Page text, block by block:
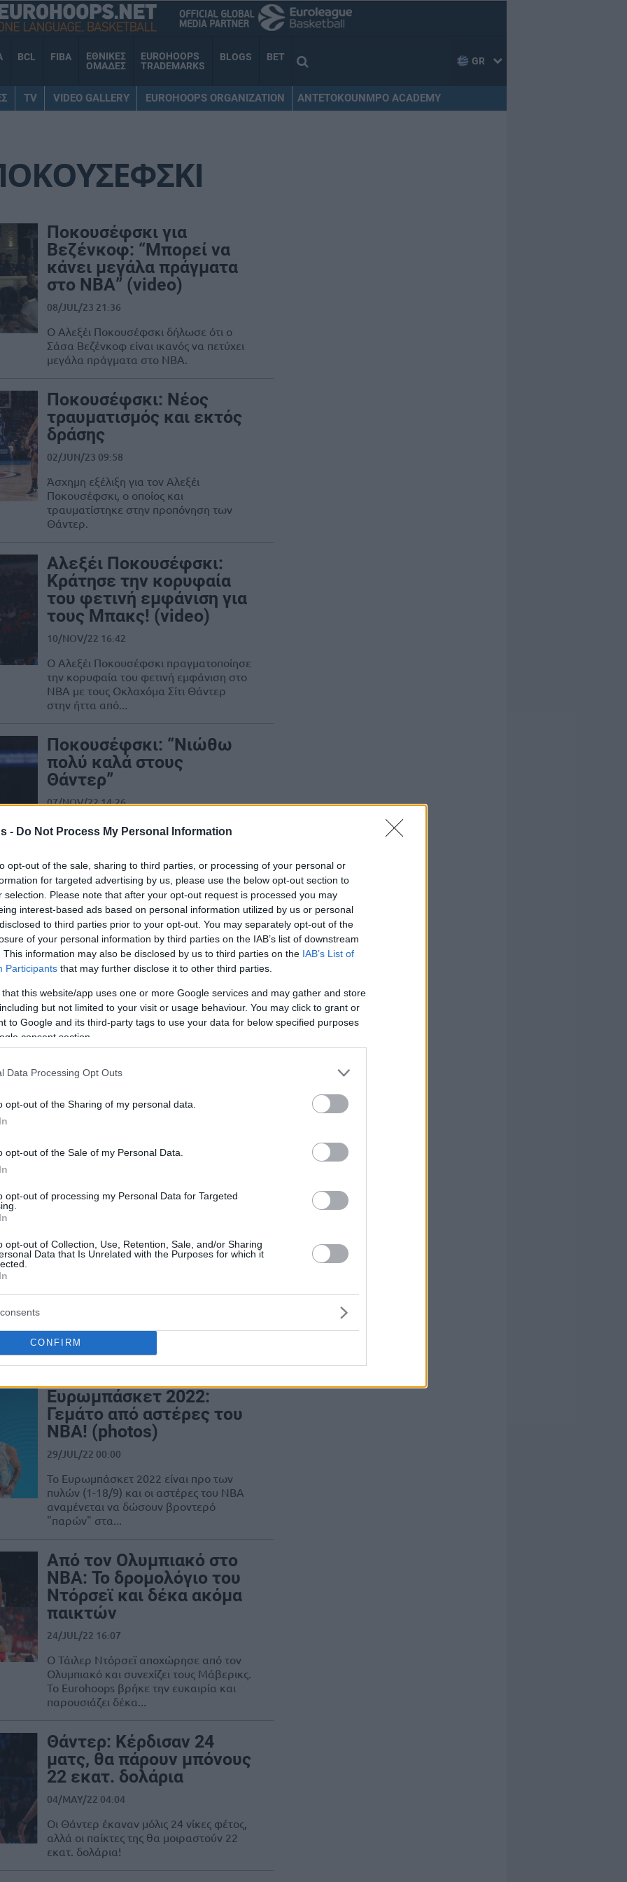
- Do Not Process My Personal Information
opt-out of the sale, sharing to third parties, or processing of your personal or
for targeted advertising by us, please use the below opt-out section to
selection. Please note that after your opt-out request is processed you may
interest-based ads based on personal information utilized by us or personal
to third parties prior to your opt-out. You may separately opt-out of the
of your personal information by third parties on the IAB’s list of downstream
This information may also be disclosed by us to third parties on the IAB’s List of
Participants that may further disclose it to other third parties.
that this website/app uses one or more Google services and may gather and store
but not limited to your visit or usage behaviour. You may click to grant or
to Google and its third-party tags to use your data for below specified purposes
consent section.
Data Processing Opt Outs
opt-out of the Sharing of my personal data.
opt-out of the Sale of my Personal Data.
opt-out of processing my Personal Data for Targeted
opt-out of Collection, Use, Retention, Sale, and/or Sharing
Data that Is Unrelated with the Purposes for which it
CONFIRM
BCL FIBA
ΕΘΝΙΚΕΣ
ΟΜΑΔΕΣ
EUROHOOPS
TRADEMARKS
BLOGS BET GR
TV VIDEO GALLERY EUROHOOPS ORGANIZATION ANTETOKOUNMPO ACADEMY
Ποκουσέφσκι για
Βεζένκοφ: “Μπορεί να
κάνει μεγάλα πράγματα
στο ΝΒΑ” (video)
08/JUL/23 21:36
Ο Αλεξέι Ποκουσέφσκι δήλωσε ότι ο
Σάσα Βεζένκοφ είναι ικανός να πετύχει
μεγάλα πράγματα στο ΝΒΑ.
Ποκουσέφσκι: Νέος
τραυματισμός και εκτός
δράσης
02/JUN/23 09:58
Άσχημη εξέλιξη για τον Αλεξέι
Ποκουσέφσκι, ο οποίος και
τραυματίστηκε στην προπόνηση των
Θάντερ.
Αλεξέι Ποκουσέφσκι:
Κράτησε την κορυφαία
του φετινή εμφάνιση για
τους Μπακς! (video)
10/NOV/22 16:42
Ο Αλεξέι Ποκουσέφσκι πραγματοποίησε
την κορυφαία του φετινή εμφάνιση στο
NBA με τους Οκλαχόμα Σίτι Θάντερ
στην ήττα από...
Ποκουσέφσκι: “Νιώθω
πολύ καλά στους
Θάντερ”
07/NOV/22 14:26
Ο Αλεξέι Ποκουσέφσκι είναι στη τρίτη
χρονιά του στο ΝΒΑ και αποκάλυψε πως
Οι Θάντερ
ενεργοποίησαν τον
τέταρτο χρόνο στο
συμβόλαιο του
Ποκουσέφσκι
16/OCT/22 09:51
χρόνο στο rookie συμβόλαιο του Αλεξέι
Ποκουσέφσκι:
“Ανατρίχιασα βλέποντας
τον Γιάννη και τον
Ελλάδα και τόνισε για ακόμα μια φορά...
Ευρωμπάσκετ! (photos &
πυλών (1-18/9) και οι αστέρες του NBA
αναμένεται να δώσουν βροντερό
"παρών" στα...
Ευρωμπάσκετ 2022:
Γεμάτο από αστέρες του
ΝΒΑ! (photos)
29/JUL/22 00:00
Το Ευρωμπάσκετ 2022 είναι προ των
πυλών (1-18/9) και οι αστέρες του NBA
αναμένεται να δώσουν βροντερό
"παρών" στα...
Από τον Ολυμπιακό στο
NBA: Το δρομολόγιο του
Ντόρσεϊ και δέκα ακόμα
παικτών
24/JUL/22 16:07
Ο Τάιλερ Ντόρσεϊ αποχώρησε από τον
Ολυμπιακό και συνεχίζει τους Μάβερικς.
Το Eurohoops βρήκε την ευκαιρία και
παρουσιάζει δέκα...
Θάντερ: Κέρδισαν 24
ματς, θα πάρουν μπόνους
22 εκατ. δολάρια
04/MAY/22 04:04
Οι Θάντερ έκαναν μόλις 24 νίκες φέτος,
αλλά οι παίκτες της θα μοιραστούν 22
εκατ. δολάρια!